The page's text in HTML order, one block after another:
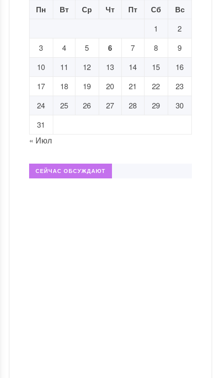
Пн Вт Ср Чт Пт Сб Вс
1
2
3
4 5 6 7 8
9
10
11 12 13 14 15
16
17
18 19 20 21 22
23
24
25 26 27 28 29
30
31
« Июл
СЕЙЧАС ОБСУЖДАЮТ